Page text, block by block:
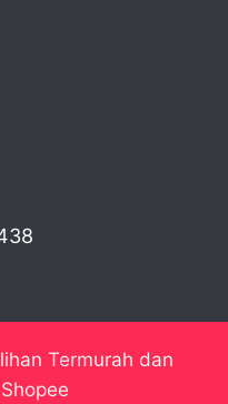
Termurah dan